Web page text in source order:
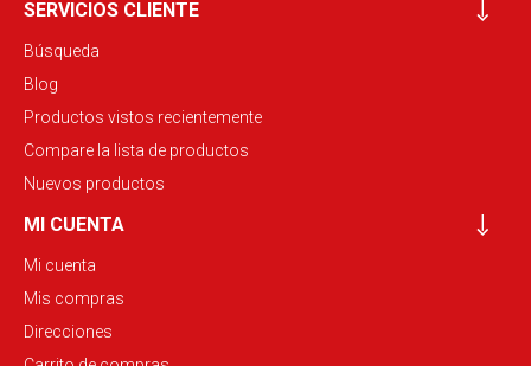
SERVICIOS CLIENTE
Búsqueda
Blog
Productos vistos recientemente
Compare la lista de productos
Nuevos productos
MI CUENTA
Mi cuenta
Mis compras
Direcciones